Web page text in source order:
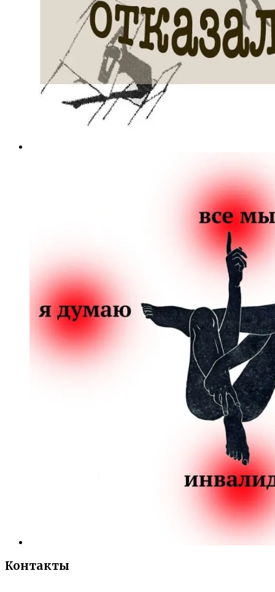
Контакты